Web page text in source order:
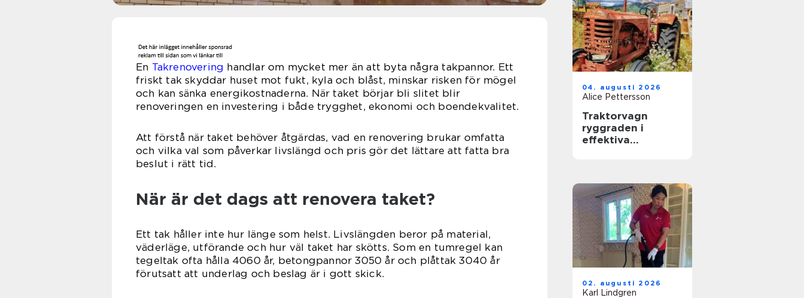
En Takrenovering handlar om mycket mer än att byta några takpannor. Ett
friskt tak skyddar huset mot fukt, kyla och blåst, minskar risken för mögel
och kan sänka energikostnaderna. När taket börjar bli slitet blir
renoveringen en investering i både trygghet, ekonomi och boendekvalitet.
Att förstå när taket behöver åtgärdas, vad en renovering brukar omfatta
och vilka val som påverkar livslängd och pris gör det lättare att fatta bra
beslut i rätt tid.
När är det dags att renovera taket?
Ett tak håller inte hur länge som helst. Livslängden beror på material,
väderläge, utförande och hur väl taket har skötts. Som en tumregel kan
tegeltak ofta hålla 4060 år, betongpannor 3050 år och plåttak 3040 år
förutsatt att underlag och beslag är i gott skick.
04. augusti 2026
Alice Pettersson
Traktorvagn
ryggraden i
effektiva
02. augusti 2026
Karl Lindgren